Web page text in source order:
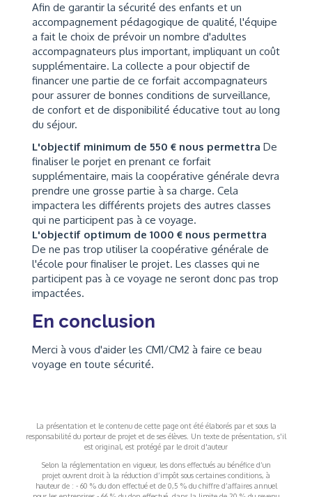
Afin de garantir la sécurité des enfants et un
accompagnement pédagogique de qualité, l'équipe
a fait le choix de prévoir un nombre d'adultes
accompagnateurs plus important, impliquant un coût
supplémentaire. La collecte a pour objectif de
financer une partie de ce forfait accompagnateurs
pour assurer de bonnes conditions de surveillance,
de confort et de disponibilité éducative tout au long
du séjour.
L'objectif minimum de 550 € nous permettra De
finaliser le porjet en prenant ce forfait
supplémentaire, mais la coopérative générale devra
prendre une grosse partie à sa charge. Cela
impactera les différents projets des autres classes
qui ne participent pas à ce voyage.
L'objectif optimum de 1000 € nous permettra
De ne pas trop utiliser la coopérative générale de
l'école pour finaliser le projet. Les classes qui ne
participent pas à ce voyage ne seront donc pas trop
impactées.
En conclusion
Merci à vous d'aider les CM1/CM2 à faire ce beau
voyage en toute sécurité.
La présentation et le contenu de cette page ont été élaborés par et sous la
responsabilité du porteur de projet et de ses élèves. Un texte de présentation, s'il
est original, est protégé par le droit d'auteur
Selon la réglementation en vigueur, les dons effectués au bénéfice d’un
projet ouvrent droit à la réduction d’impôt sous certaines conditions, à
hauteur de : - 60 % du don effectué et de 0,5 % du chiffre d’affaires annuel